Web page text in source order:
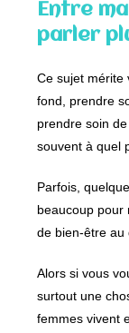
Entre
parler
Ce sujet mérite
fond, prendre
prendre soin
souvent à quel
Parfois,
beaucoup pour
de bien-être au
Alors si vous
surtout une
femmes vivent